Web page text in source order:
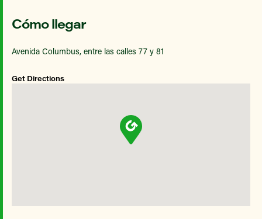
Cómo llegar
Avenida Columbus, entre las calles 77 y 81
Get Directions